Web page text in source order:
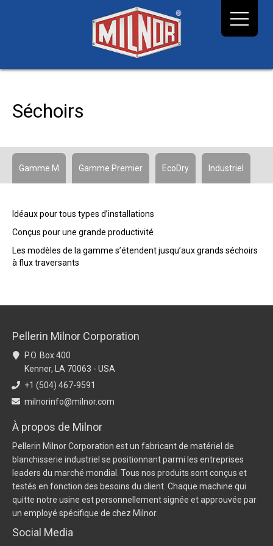
Séchoirs
Gamme M Gamme Premier EcoDry Industriel
Idéaux pour tous types d’installations
Conçus pour une grande productivité
Les modèles de la gamme s’étendent jusqu’aux grands séchoirs
à flux traversants
Pellerin Milnor Corporation
P.O. Box 400
Kenner, LA 70063 - USA
+1 (504) 467-9591
milnorinfo@milnor.com
À propos de Milnor
Pellerin Milnor Corporation est un fabricant de matériel de
blanchisserie industriel se positionnant parmi les entreprises
leaders du marché mondial. Tous nos produits sont conçus et
testés en fonction des besoins du client. Chaque machine qui
quitte notre usine est personnellement signée et approuvée par
un employé spécifique de chez Milnor.
Social Media